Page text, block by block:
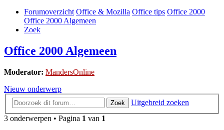
Forumoverzicht Office & Mozilla Office tips Office 2000
Office 2000 Algemeen
Zoek
Office 2000 Algemeen
Moderator: MandersOnline
Nieuw onderwerp
Zoek
Uitgebreid zoeken
3 onderwerpen • Pagina 1 van 1